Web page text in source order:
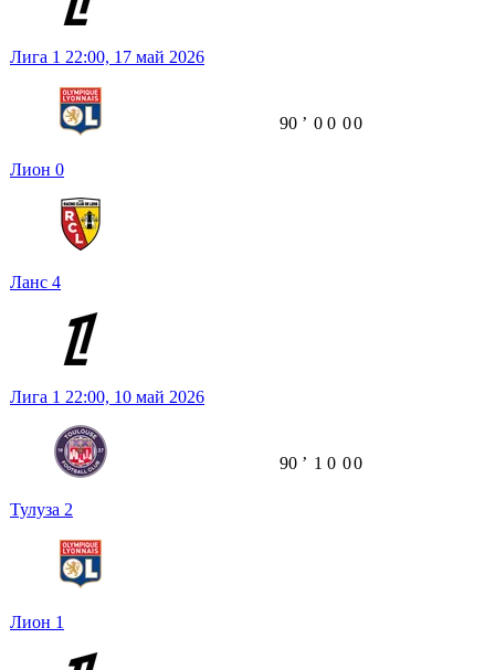
Лига 1 22:00, 17 май 2026
Лион 0
Ланс 4
90 ʼ 0 0 00
Лига 1 22:00, 10 май 2026
Тулуза 2
Лион 1
90 ʼ 1 0 00